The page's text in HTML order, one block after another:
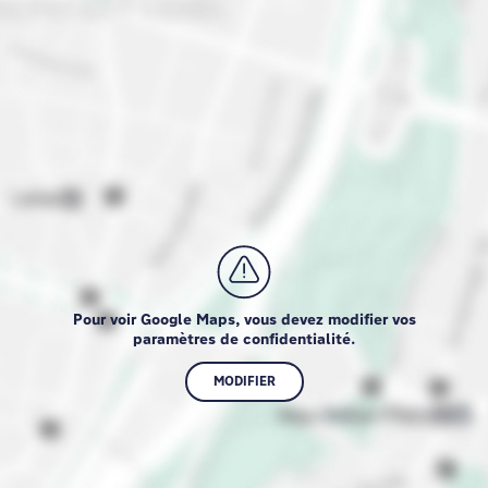
Pour voir Google Maps, vous devez modifier vos
paramètres de confidentialité.
MODIFIER